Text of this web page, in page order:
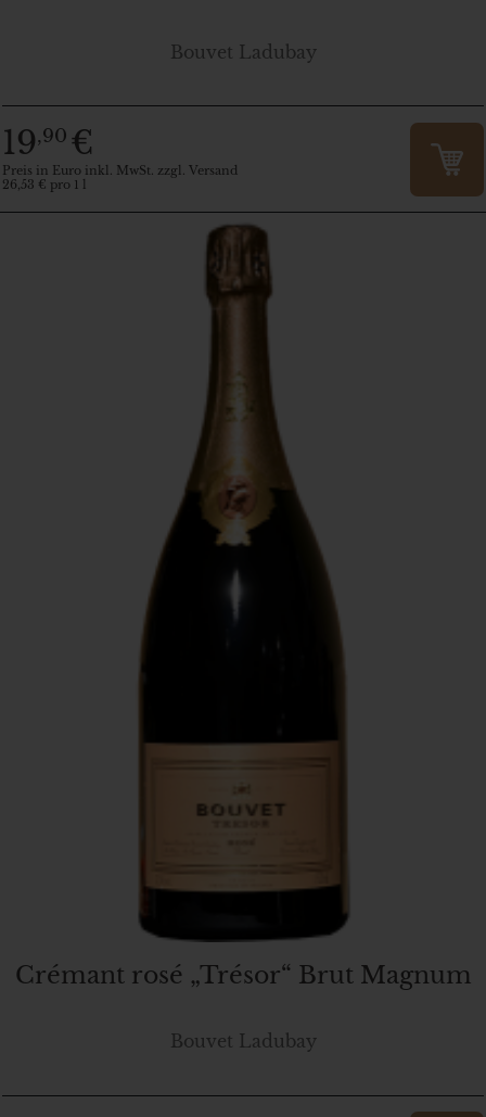
Bouvet Ladubay
19,90 €
Preis in Euro inkl. MwSt. zzgl. Versand
26,53 € pro 1 l
Crémant rosé „Trésor“ Brut Magnum
Bouvet Ladubay